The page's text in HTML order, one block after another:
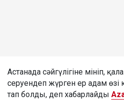
Астанада сәйгүлігіне мініп,
серуендеп жүрген ер адам өзі
тап болды, деп хабарлайды